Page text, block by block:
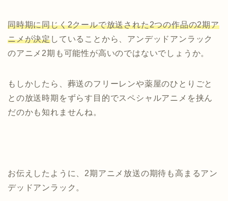
同時期に同じく2クールで放送された2つの作品の2期ア
ニメが決定していることから、アンデッドアンラック
のアニメ2期も可能性が高いのではないでしょうか。
もしかしたら、葬送のフリーレンや薬屋のひとりごと
との放送時期をずらす目的でスペシャルアニメを挟ん
だのかも知れませんね。
お伝えしたように、2期アニメ放送の期待も高まるアン
デッドアンラック。